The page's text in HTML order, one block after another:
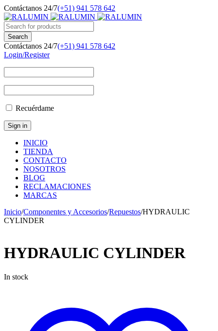
Contáctanos 24/7(+51) 941 578 642
Contáctanos 24/7(+51) 941 578 642
Login/Register
Recuérdame
INICIO
TIENDA
CONTACTO
NOSOTROS
BLOG
RECLAMACIONES
MARCAS
Inicio/Componentes y Accesorios/Repuestos/HYDRAULIC
CYLINDER
HYDRAULIC CYLINDER
In stock